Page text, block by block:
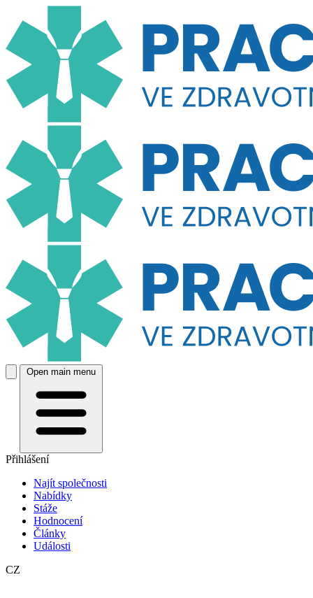
Open main menu
Přihlášení
Najít společnosti
Nabídky
Stáže
Hodnocení
Články
Události
CZ